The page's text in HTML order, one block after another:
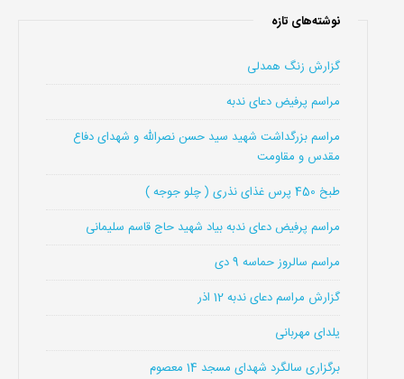
نوشته‌های تازه
گزارش زنگ همدلی
مراسم پرفیض دعای ندبه
مراسم بزرگداشت شهید سید حسن نصرالله و شهدای دفاع
مقدس و مقاومت
طبخ 450 پرس غذای نذری ( چلو جوجه )
مراسم پرفیض دعای ندبه بیاد شهید حاج قاسم سلیمانی
مراسم سالروز حماسه 9 دی
گزارش مراسم دعای ندبه 12 اذر
یلدای مهربانی
برگزاری سالگرد شهدای مسجد 14 معصوم